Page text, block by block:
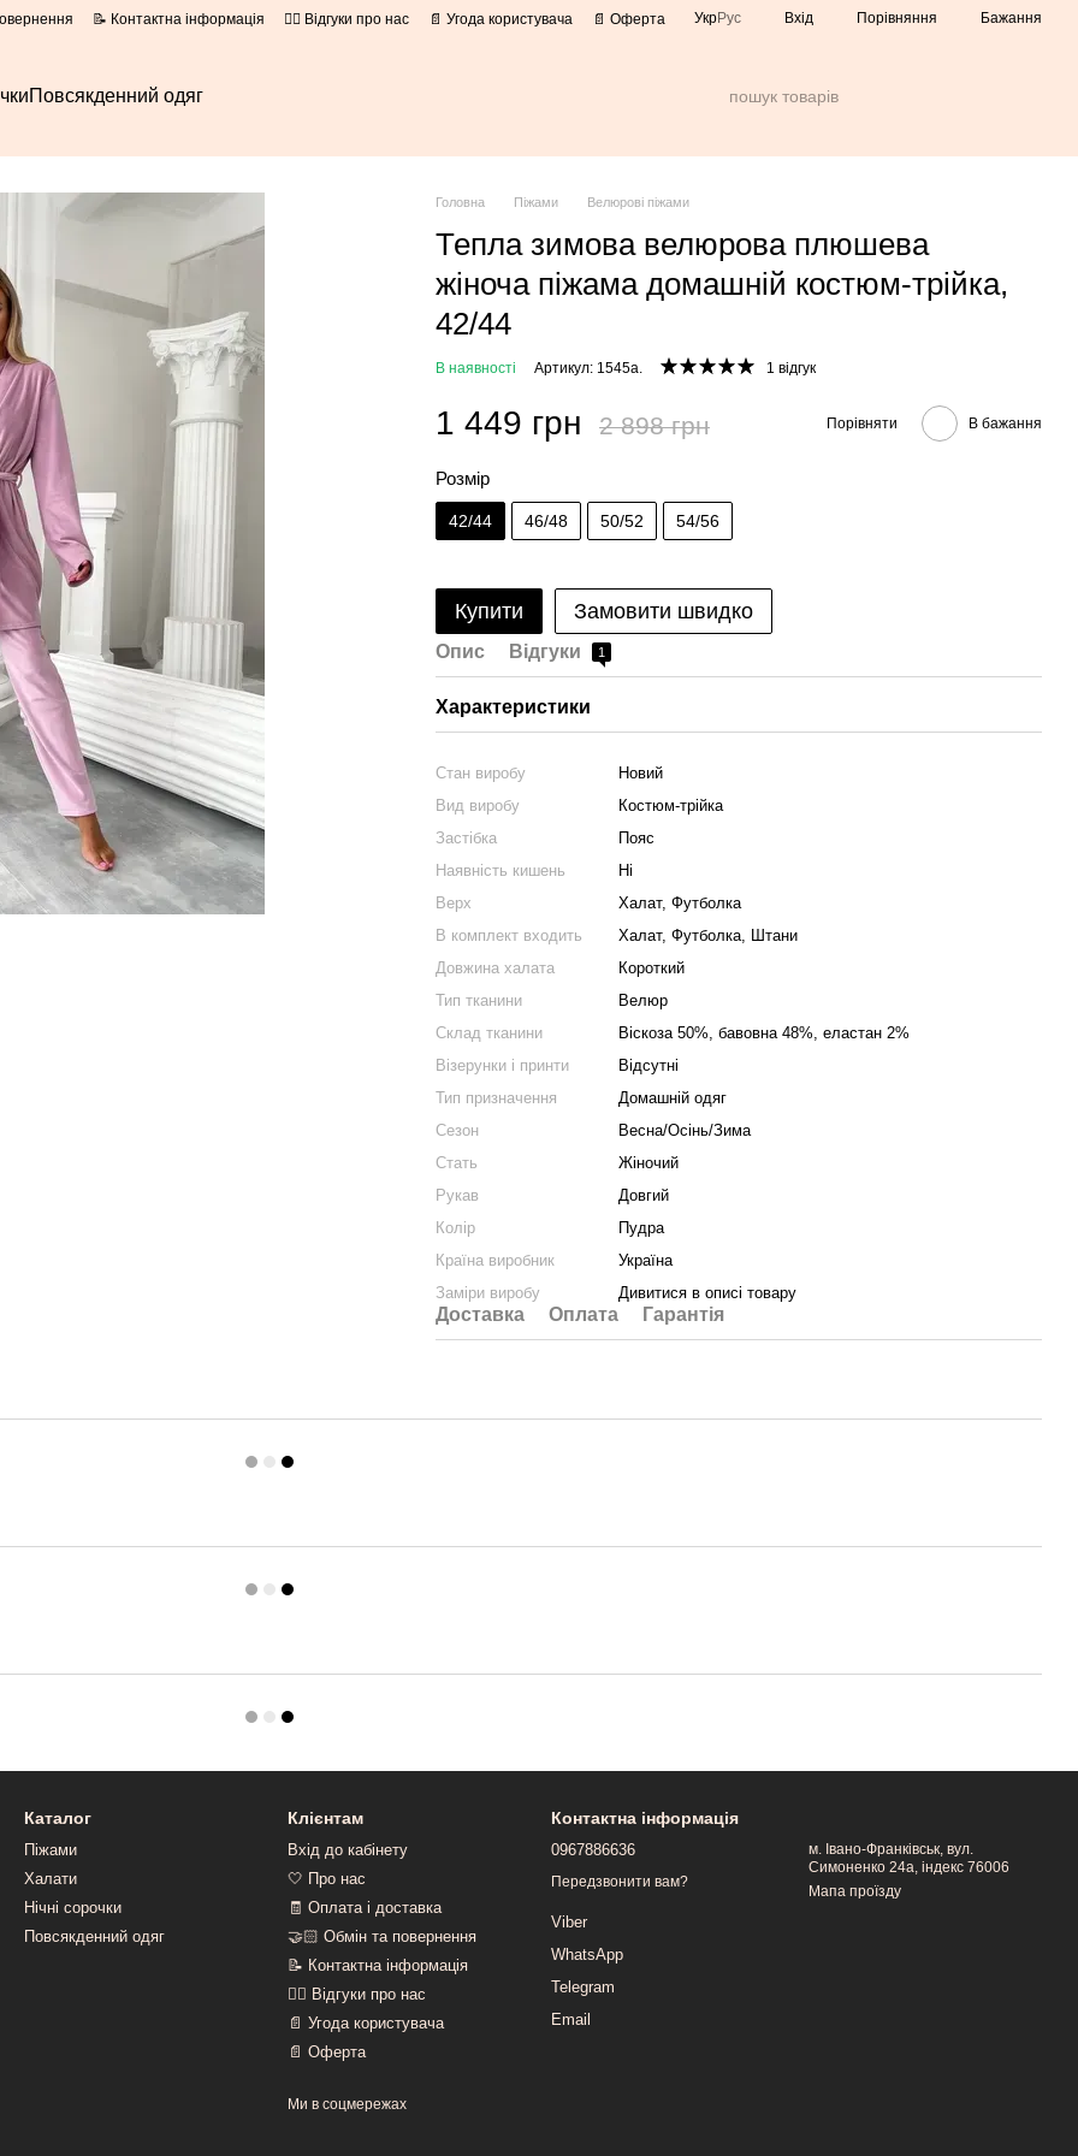
📝 Контактна інформація 👍🏻 Відгуки про нас 📄 Угода користувача 📄 Оферта УкрРус Вхід Порівняння Бажання
Повсякденний одяг
Головна Піжами Велюрові піжами
Тепла зимова велюрова плюшева
жіноча піжама домашній костюм-трійка,
42/44
В наявності Артикул: 1545а. 1 відгук
1 449 грн 2 898 грн Порівняти В бажання
Розмір
42/44 46/48 50/52 54/56
Купити Замовити швидко
Опис Відгуки 1
Характеристики
Стан виробу
Новий
Вид виробу
Костюм-трійка
Застібка
Пояс
Наявність кишень
Ні
Верх
Халат, Футболка
В комплект входить
Халат, Футболка, Штани
Довжина халата
Короткий
Тип тканини
Велюр
Склад тканини
Віскоза 50%, бавовна 48%, еластан 2%
Візерунки і принти
Відсутні
Тип призначення
Домашній одяг
Сезон
Весна/Осінь/Зима
Стать
Жіночий
Рукав
Довгий
Колір
Пудра
Країна виробник
Україна
Заміри виробу
Дивитися в описі товару
Доставка Оплата Гарантія
Каталог
Піжами
Халати
Нічні сорочки
Повсякденний одяг
Клієнтам
Вхід до кабінету
🤍 Про нас
🧾 Оплата і доставка
🤝🏻 Обмін та повернення
📝 Контактна інформація
👍🏻 Відгуки про нас
📄 Угода користувача
📄 Оферта
Ми в соцмережах
Контактна інформація
0967886636
Передзвонити вам?
Viber
WhatsApp
Telegram
Email
м. Івано-Франківськ, вул.
Симоненко 24а, індекс 76006
Мапа проїзду